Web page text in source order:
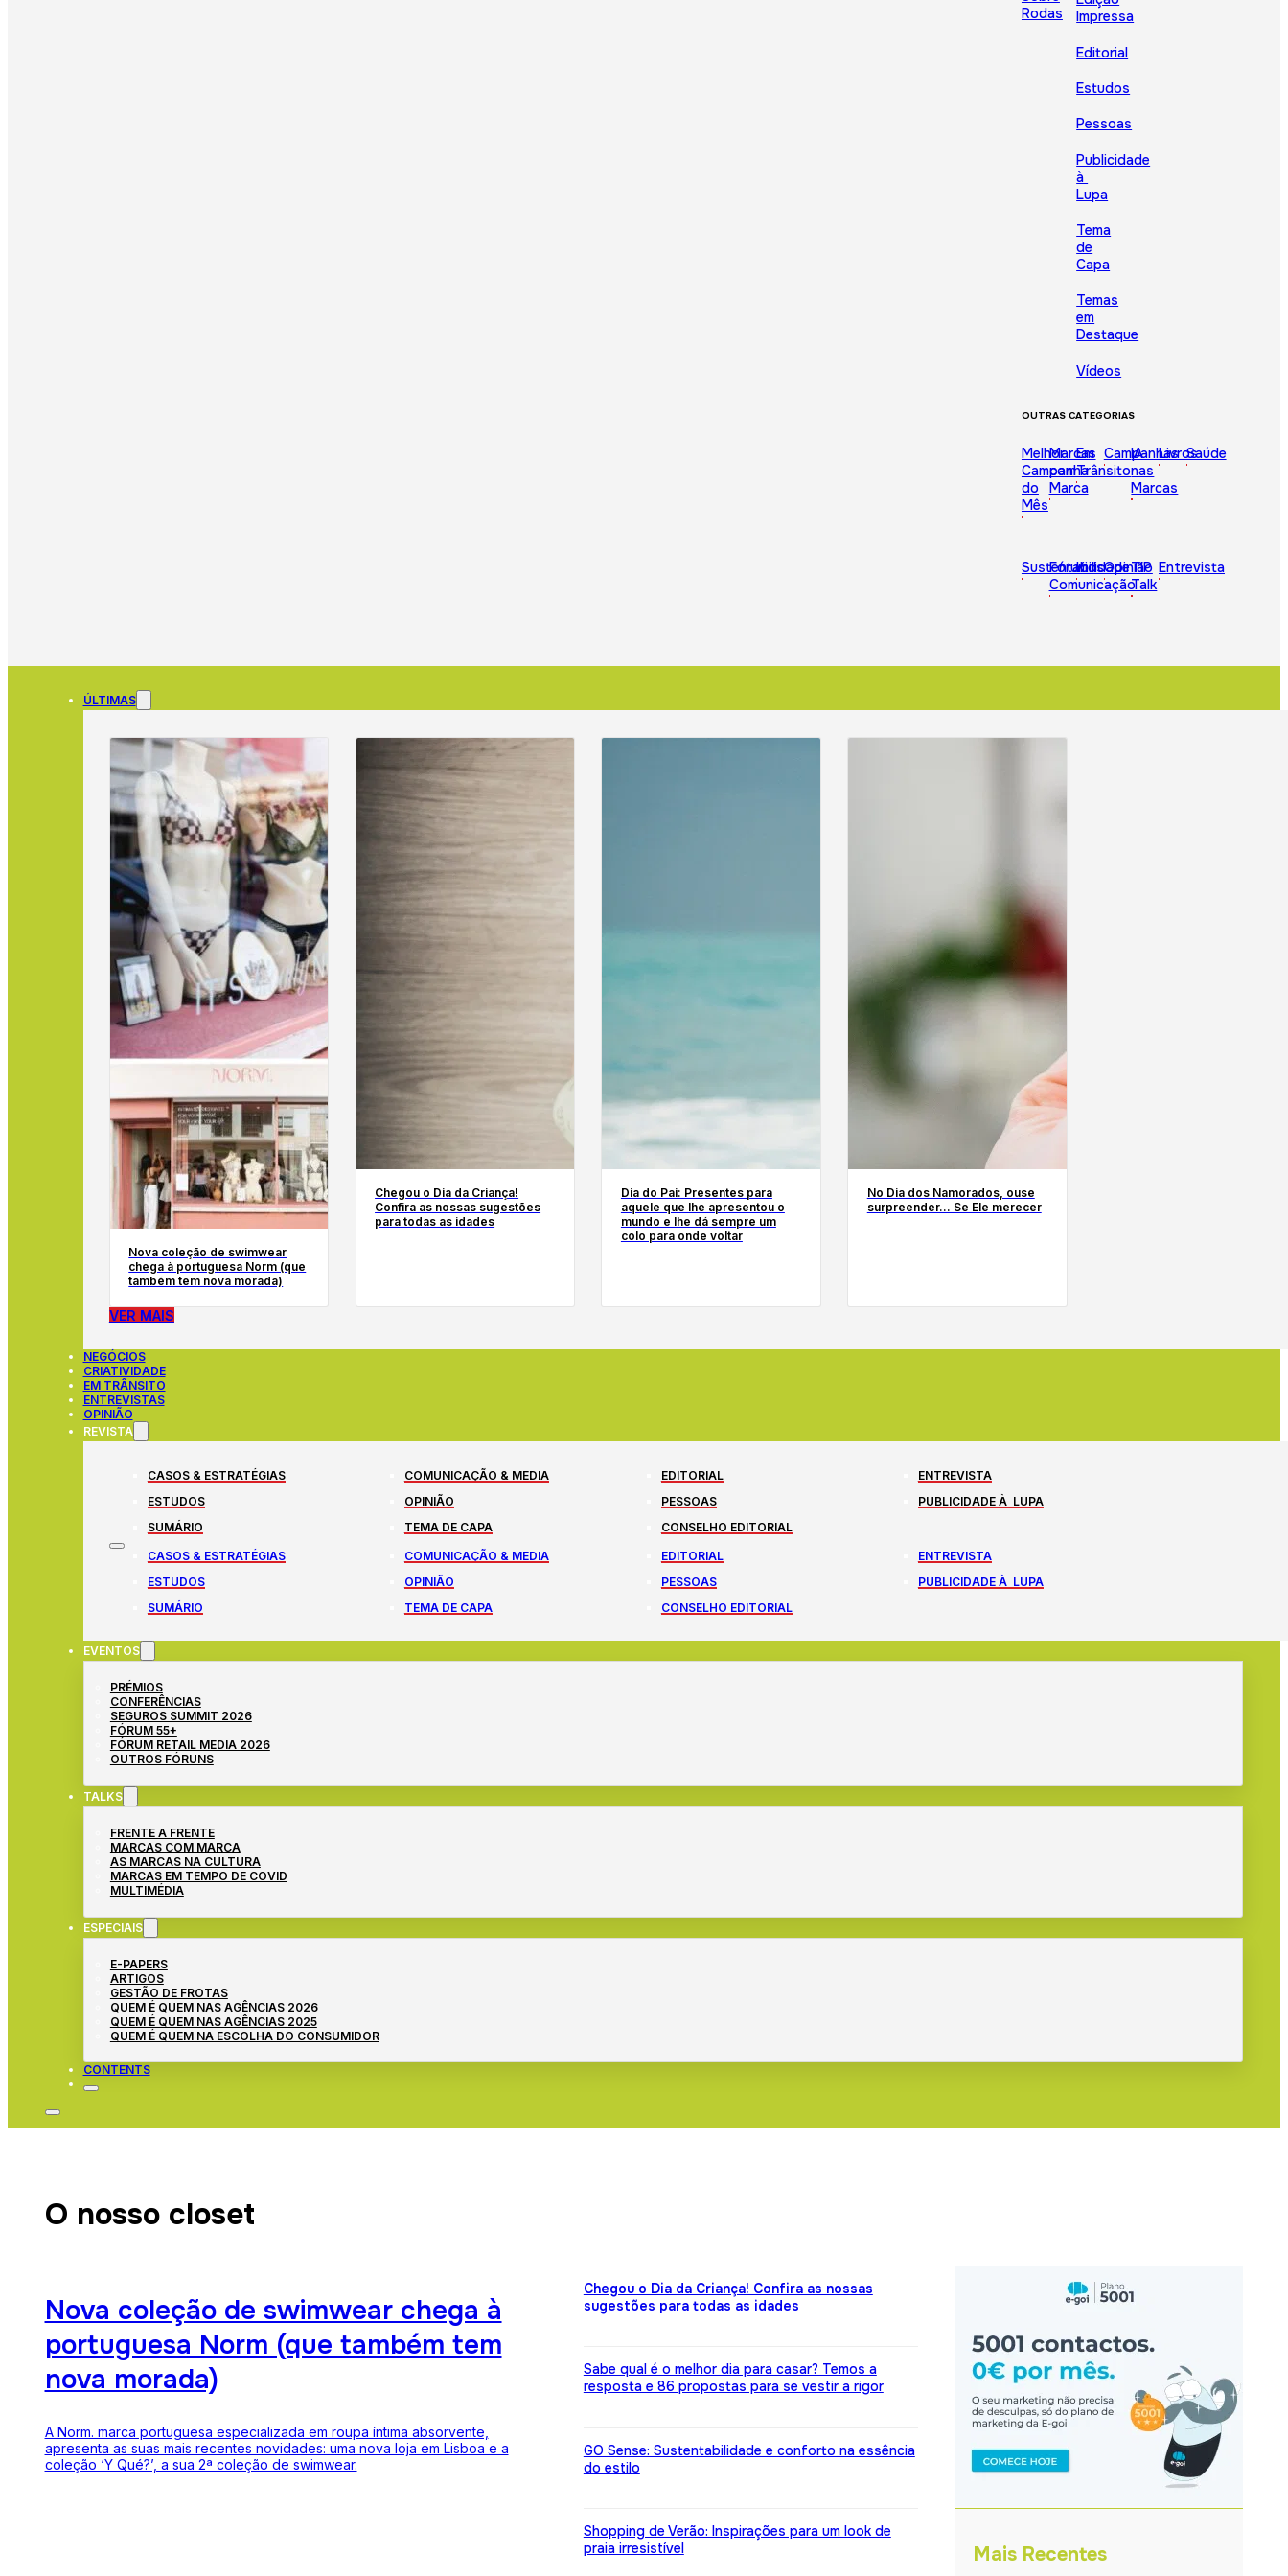
Rodas
Impressa
Editorial
Estudos
Pessoas
Publicidade
à
Lupa
Tema
de
Capa
Temas
em
Destaque
Vídeos
OUTRAS CATEGORIAS
Melhor
Campanha
do
Mês
Marcas
com
Marca
Em
Trânsito
Campanhas
IA
nas
Marcas
LivrosSaúde
Sustentabilidade
Fórum
Comunicação
KidsOpinião
TIP
Talk
Entrevista
ÚLTIMAS
Nova coleção de swimwear
chega à portuguesa Norm (que
também tem nova morada)
Chegou o Dia da Criança!
Confira as nossas sugestões
para todas as idades
Dia do Pai: Presentes para
aquele que lhe apresentou o
mundo e lhe dá sempre um
colo para onde voltar
No Dia dos Namorados, ouse
surpreender… Se Ele merecer
VER MAIS
NEGÓCIOS
CRIATIVIDADE
EM TRÂNSITO
ENTREVISTAS
OPINIÃO
REVISTA
CASOS & ESTRATÉGIAS COMUNICAÇÃO & MEDIA EDITORIAL
ENTREVISTA
ESTUDOS
OPINIÃO PESSOAS
PUBLICIDADE À LUPA
SUMÁRIO
TEMA DE CAPA
CONSELHO EDITORIAL
CASOS & ESTRATÉGIAS
COMUNICAÇÃO & MEDIA EDITORIAL
ENTREVISTA
ESTUDOS
OPINIÃO PESSOAS
PUBLICIDADE À LUPA
SUMÁRIO
TEMA DE CAPA CONSELHO EDITORIAL
EVENTOS
PRÉMIOS
CONFERÊNCIAS
SEGUROS SUMMIT 2026
FÓRUM 55+
FÓRUM RETAIL MEDIA 2026
OUTROS FÓRUNS
TALKS
FRENTE A FRENTE
MARCAS COM MARCA
AS MARCAS NA CULTURA
MARCAS EM TEMPO DE COVID
MULTIMÉDIA
ESPECIAIS
E-PAPERS
ARTIGOS
GESTÃO DE FROTAS
QUEM É QUEM NAS AGÊNCIAS 2026
QUEM É QUEM NAS AGÊNCIAS 2025
QUEM É QUEM NA ESCOLHA DO CONSUMIDOR
CONTENTS
O nosso closet
Nova coleção de swimwear chega à
portuguesa Norm (que também tem
nova morada)
A Norm. marca portuguesa especializada em roupa íntima absorvente,
apresenta as suas mais recentes novidades: uma nova loja em Lisboa e a
coleção ‘Y Qué?’, a sua 2ª coleção de swimwear.
Chegou o Dia da Criança! Confira as nossas
sugestões para todas as idades
Sabe qual é o melhor dia para casar? Temos a
resposta e 86 propostas para se vestir a rigor
GO Sense: Sustentabilidade e conforto na essência
do estilo
Shopping de Verão: Inspirações para um look de
praia irresistível
Mais Recentes